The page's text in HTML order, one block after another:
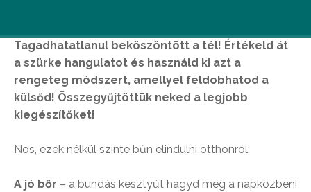
Tagadhatatlanul beköszöntött a tél! Értékeld át
a szürke hangulatot és használd ki azt a
rengeteg módszert, amellyel feldobhatod a
külsőd! Összegyűjtöttük neked a legjobb
kiegészítőket!
Nos, ezek nélkül szinte bűn elindulni otthonról:
A jó bőr – a bundás kesztyűt hagyd meg a napközbeni